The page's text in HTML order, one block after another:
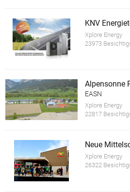
KNV
Xplore Energy
23973
EASN
Xplore Energy
22817
Neue
Xplore Energy
26322